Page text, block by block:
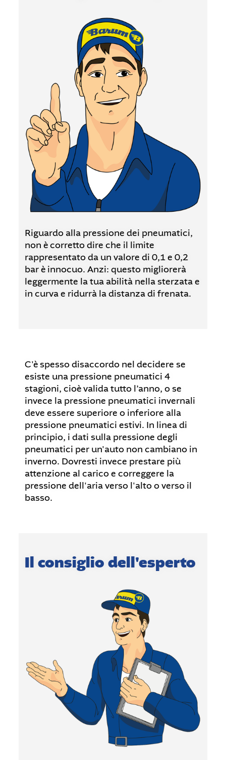
Riguardo alla pressione dei pneumatici,
non è corretto dire che il limite
rappresentato da un valore di 0,1 e 0,2
bar è innocuo. Anzi: questo migliorerà
leggermente la tua abilità nella sterzata e
in curva e ridurrà la distanza di frenata.
C'è spesso disaccordo nel decidere se
esiste una pressione pneumatici 4
stagioni, cioè valida tutto l’anno, o se
invece la pressione pneumatici invernali
deve essere superiore o inferiore alla
pressione pneumatici estivi. In linea di
principio, i dati sulla pressione degli
pneumatici per un'auto non cambiano in
inverno. Dovresti invece prestare più
attenzione al carico e correggere la
pressione dell'aria verso l'alto o verso il
basso.
Il consiglio dell'esperto